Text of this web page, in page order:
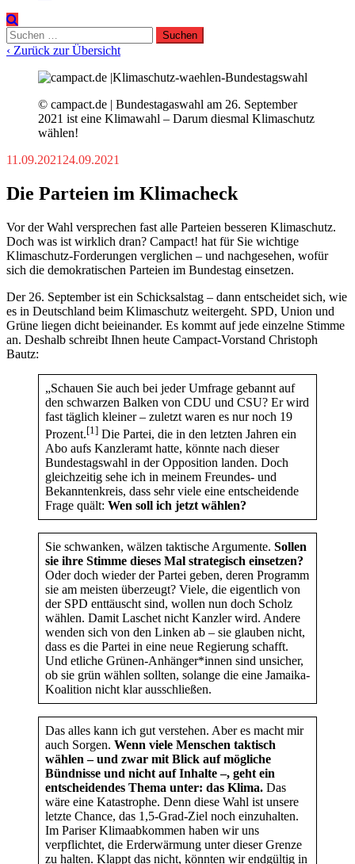
Suchen
nach:
‹ Zurück zur Übersicht
© campact.de | Bundestagaswahl am 26. September
2021 ist eine Klimawahl – Darum diesmal Klimaschutz
wählen!
11.09.2021 24.09.2021
Die Parteien im Klimacheck
Vor der Wahl versprechen fast alle Parteien besseren Klimaschutz.
Doch was ist wirklich dran? Campact! hat für Sie wichtige
Klimaschutz-Forderungen verglichen – und nachgesehen, wofür
sich die demokratischen Parteien im Bundestag einsetzen.
Der 26. September ist ein Schicksalstag – dann entscheidet sich, wie
es in Deutschland beim Klimaschutz weitergeht. SPD, Union und
Grüne liegen dicht beieinander. Es kommt auf jede einzelne Stimme
an. Deshalb schreibt Ihnen heute Campact-Vorstand Christoph
Bautz:
„Schauen Sie auch bei jeder Umfrage gebannt auf
den schwarzen Balken von CDU und CSU? Er wird
fast täglich kleiner – zuletzt waren es nur noch 19
Prozent.[1] Die Partei, die in den letzten Jahren ein
Abo aufs Kanzleramt hatte, könnte nach dieser
Bundestagswahl in der Opposition landen. Doch
gleichzeitig sehe ich in meinem Freundes- und
Bekanntenkreis, dass sehr viele eine entscheidende
Frage quält: Wen soll ich jetzt wählen?
Sie schwanken, wälzen taktische Argumente. Sollen
sie ihre Stimme dieses Mal strategisch einsetzen?
Oder doch wieder der Partei geben, deren Programm
sie am meisten überzeugt? Viele, die eigentlich von
der SPD enttäuscht sind, wollen nun doch Scholz
wählen. Damit Laschet nicht Kanzler wird. Andere
wenden sich von den Linken ab – sie glauben nicht,
dass es die Partei in eine neue Regierung schafft.
Und etliche Grünen-Anhänger*innen sind unsicher,
ob sie grün wählen sollten, solange die eine Jamaika-
Koalition nicht klar ausschließen.
Das alles kann ich gut verstehen. Aber es macht mir
auch Sorgen. Wenn viele Menschen taktisch
wählen – und zwar mit Blick auf mögliche
Bündnisse und nicht auf Inhalte –, geht ein
entscheidendes Thema unter: das Klima. Das
wäre eine Katastrophe. Denn diese Wahl ist unsere
letzte Chance, das 1,5-Grad-Ziel noch einzuhalten.
Im Pariser Klimaabkommen haben wir uns
verpflichtet, die Erderwärmung unter dieser Grenze
zu halten. Klappt das nicht, könnten wir endgültig in